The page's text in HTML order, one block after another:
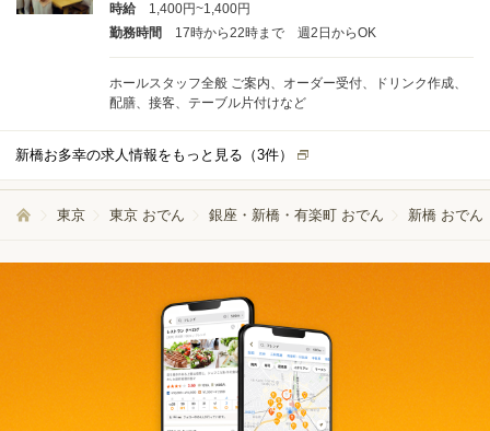
時給
1,400円~1,400円
勤務時間
17時から22時まで 週2日からOK
ホールスタッフ全般 ご案内、オーダー受付、ドリンク作成、
配膳、接客、テーブル片付けなど
新橋お多幸の求人情報をもっと見る（3件）
東京 東京 おでん 銀座・新橋・有楽町 おでん 新橋 おでん